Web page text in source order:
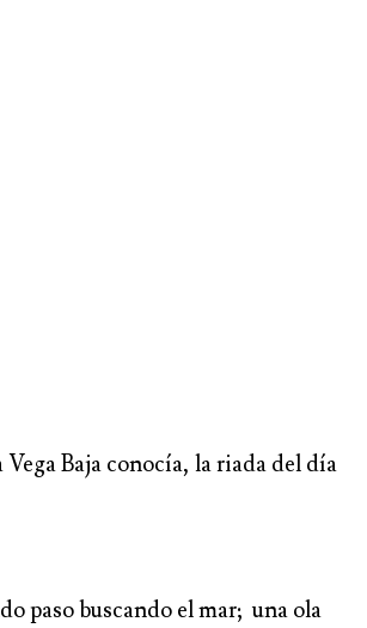
Baja conocía, la riada del día
paso buscando el mar; una ola